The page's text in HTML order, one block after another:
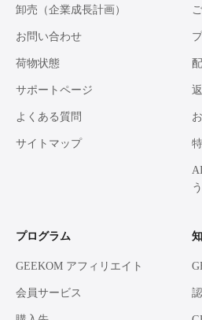
卸売（企業成長計画）
お問い合わせ
荷物状態
サポートページ
よくある質問
サイトマップ
う
プログラム
GEEKOM アフィリエイト
会員サービス